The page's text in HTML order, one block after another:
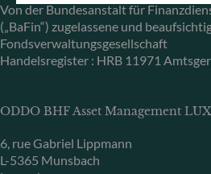
Von der Bundesanstalt für
(„BaFin“) zugelassene und
Fondsverwaltungsgesellschaft
Handelsregister : HRB 11971
ODDO BHF Asset Management LUX
6, rue Gabriel Lippmann
L-5365 Munsbach